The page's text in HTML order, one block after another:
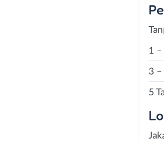
1 –
3 –
5